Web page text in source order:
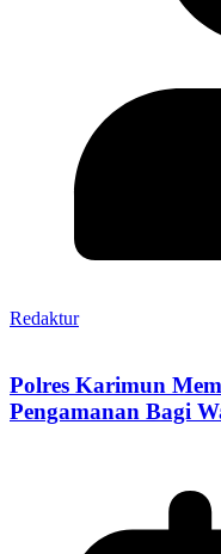
Redaktur
Polres Karimun
Pengamanan Bagi